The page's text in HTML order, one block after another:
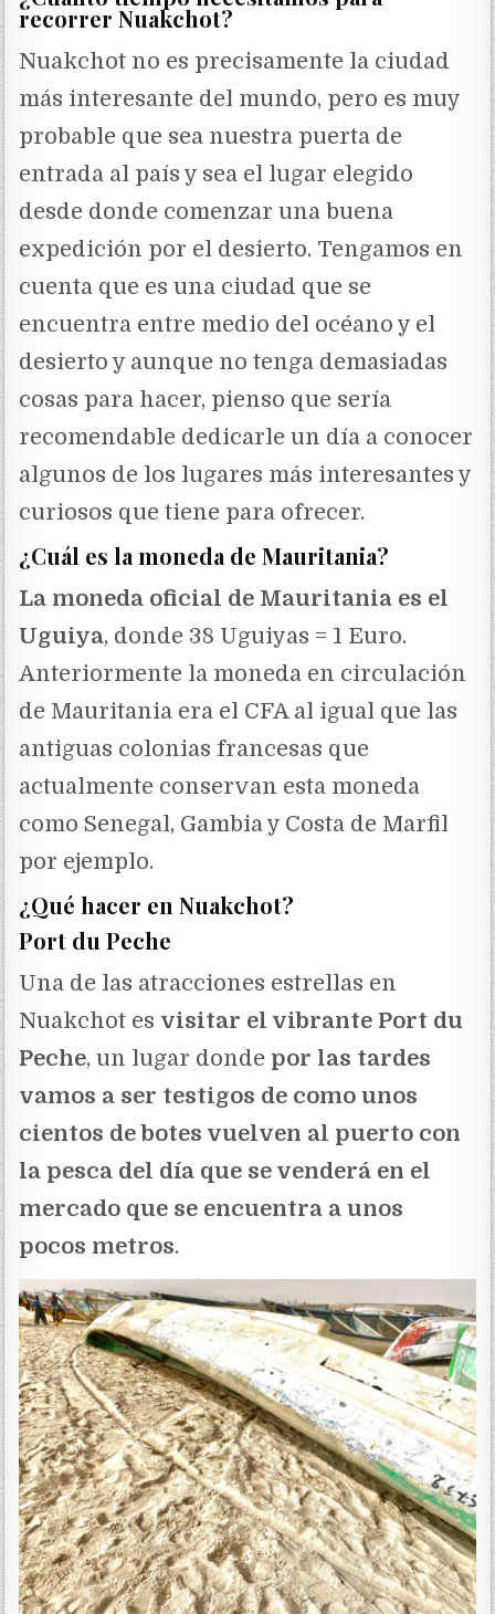
recorrer Nuakchot?
Nuakchot no es precisamente la ciudad
más interesante del mundo, pero es muy
probable que sea nuestra puerta de
entrada al país y sea el lugar elegido
desde donde comenzar una buena
expedición por el desierto. Tengamos en
cuenta que es una ciudad que se
encuentra entre medio del océano y el
desierto y aunque no tenga demasiadas
cosas para hacer, pienso que sería
recomendable dedicarle un día a conocer
algunos de los lugares más interesantes y
curiosos que tiene para ofrecer.
¿Cuál es la moneda de Mauritania?
La moneda oficial de Mauritania es el
Uguiya, donde 38 Uguiyas = 1 Euro.
Anteriormente la moneda en circulación
de Mauritania era el CFA al igual que las
antiguas colonias francesas que
actualmente conservan esta moneda
como Senegal, Gambia y Costa de Marfil
por ejemplo.
¿Qué hacer en Nuakchot?
Port du Peche
Una de las atracciones estrellas en
Nuakchot es visitar el vibrante Port du
Peche, un lugar donde por las tardes
vamos a ser testigos de como unos
cientos de botes vuelven al puerto con
la pesca del día que se venderá en el
mercado que se encuentra a unos
pocos metros.